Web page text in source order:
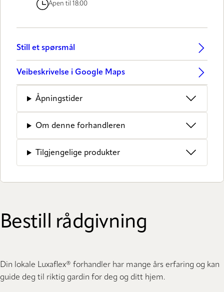
Åpen til 18:00
Still et spørsmål
Veibeskrivelse i Google Maps
Åpningstider
Om denne forhandleren
Tilgjengelige produkter
Bestill rådgivning
Din lokale Luxaflex® forhandler har mange års erfaring og kan
guide deg til riktig gardin for deg og ditt hjem.